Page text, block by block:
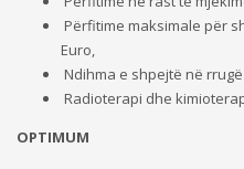
Përfitime maksimale për
Euro,
Ndihma e shpejtë në
Radioterapi dhe
OPTIMUM